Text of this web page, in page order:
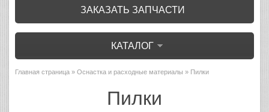
ЗАКАЗАТЬ ЗАПЧАСТИ
КАТАЛОГ
Главная страница » Оснастка и расходные материалы » Пилки
Пилки